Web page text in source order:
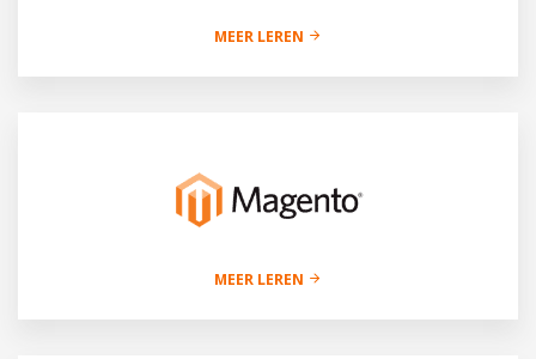
MEER LEREN
MEER LEREN